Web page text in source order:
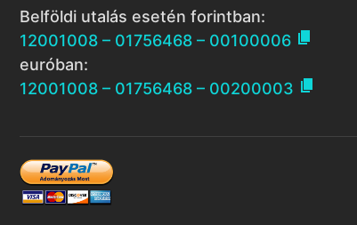
Belföldi utalás esetén forintban:
12001008 – 01756468 – 00100006 
euróban:
12001008 – 01756468 – 00200003 